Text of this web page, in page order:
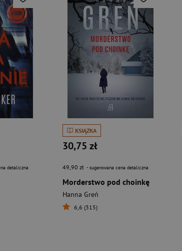
detaliczna
KSIĄŻKA
30,75 zł
49,90 zł - sugerowana cena detaliczna
Morderstwo pod choinkę
Hanna Greń
6,6 (315)